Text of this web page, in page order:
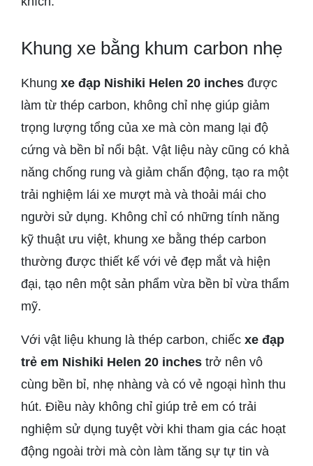
Khung xe bằng khum carbon nhẹ
Khung xe đạp Nishiki Helen 20 inches được
làm từ thép carbon, không chỉ nhẹ giúp giảm
trọng lượng tổng của xe mà còn mang lại độ
cứng và bền bỉ nổi bật. Vật liệu này cũng có khả
năng chống rung và giảm chấn động, tạo ra một
trải nghiệm lái xe mượt mà và thoải mái cho
người sử dụng. Không chỉ có những tính năng
kỹ thuật ưu việt, khung xe bằng thép carbon
thường được thiết kế với vẻ đẹp mắt và hiện
đại, tạo nên một sản phẩm vừa bền bỉ vừa thẩm
mỹ.
Với vật liệu khung là thép carbon, chiếc xe đạp
trẻ em Nishiki Helen 20 inches trở nên vô
cùng bền bỉ, nhẹ nhàng và có vẻ ngoại hình thu
hút. Điều này không chỉ giúp trẻ em có trải
nghiệm sử dụng tuyệt vời khi tham gia các hoạt
động ngoài trời mà còn làm tăng sự tự tin và